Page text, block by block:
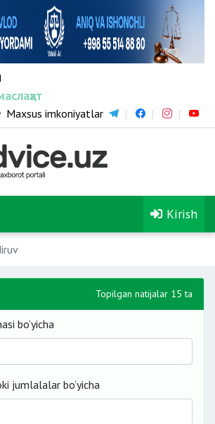
Maxsus imkoniyatlar
Kirish
Topilgan natijalar 15 ta
bo’yicha
jumlalalar bo‘yicha